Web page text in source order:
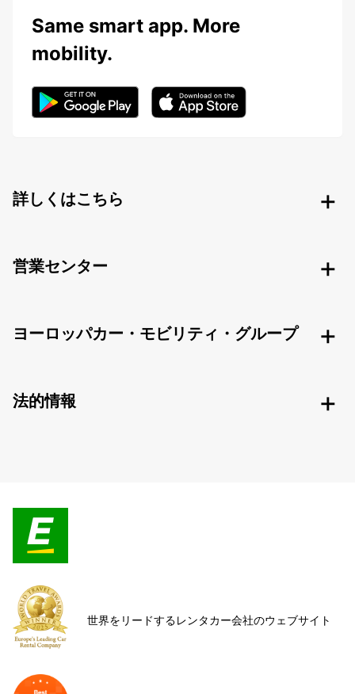
Same smart app. More
mobility.
詳しくはこちら
営業センター
ヨーロッパカー・モビリティ・グループ
法的情報
世界をリードするレンタカー会社のウェブサイト